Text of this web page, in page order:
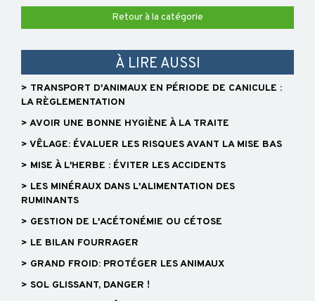
Retour à la catégorie
À LIRE AUSSI
> TRANSPORT D'ANIMAUX EN PÉRIODE DE CANICULE :
LA RÈGLEMENTATION
> AVOIR UNE BONNE HYGIÈNE À LA TRAITE
> VÊLAGE: ÉVALUER LES RISQUES AVANT LA MISE BAS
> MISE À L'HERBE : ÉVITER LES ACCIDENTS
> LES MINÉRAUX DANS L'ALIMENTATION DES
RUMINANTS
> GESTION DE L'ACÉTONÉMIE OU CÉTOSE
> LE BILAN FOURRAGER
> GRAND FROID: PROTÉGER LES ANIMAUX
> SOL GLISSANT, DANGER !